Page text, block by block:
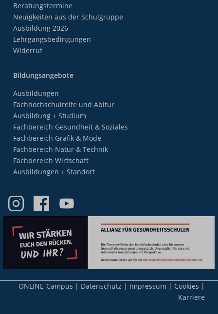
Beratungstermine
Neuigkeiten aus der Schulgruppe
Ausbildung 2026
Lehrgangsbedingungen
Widerruf
Bildungsangebote
Ausbildungen
Fachhochschulreife und Abitur
Ausbildung + Studium
Fachbereich Gesundheit & Soziales
Fachbereich Grafik & Mode
Fachbereich Natur & Technik
Fachbereich Wirtschaft
Ausbildungen + Standort
Meta-
ONLINE-Campus Datenschutz Impressum
Cookies
Karriere